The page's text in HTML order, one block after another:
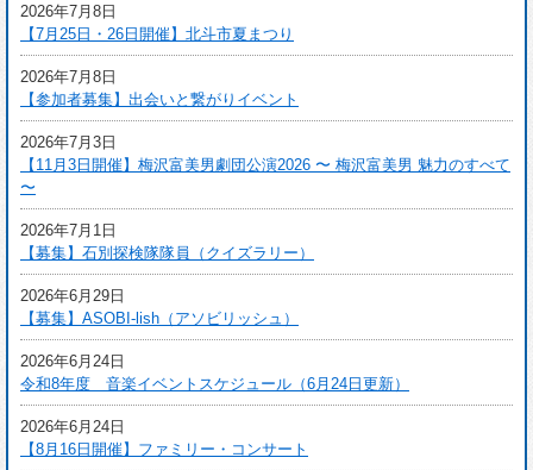
2026年7月8日
【7月25日・26日開催】北斗市夏まつり
2026年7月8日
【参加者募集】出会いと繋がりイベント
2026年7月3日
【11月3日開催】梅沢富美男劇団公演2026 〜 梅沢富美男 魅力のすべて
〜
2026年7月1日
【募集】石別探検隊隊員（クイズラリー）
2026年6月29日
【募集】ASOBI-lish（アソビリッシュ）
2026年6月24日
令和8年度 音楽イベントスケジュール（6月24日更新）
2026年6月24日
【8月16日開催】ファミリー・コンサート